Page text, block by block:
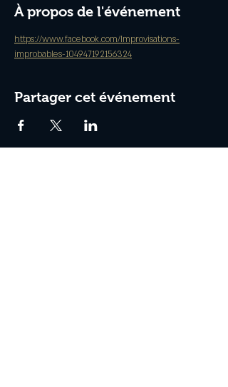
À propos de l'événement
https://www.facebook.com/Improvisations-
improbables-104947192156324
Partager cet événement